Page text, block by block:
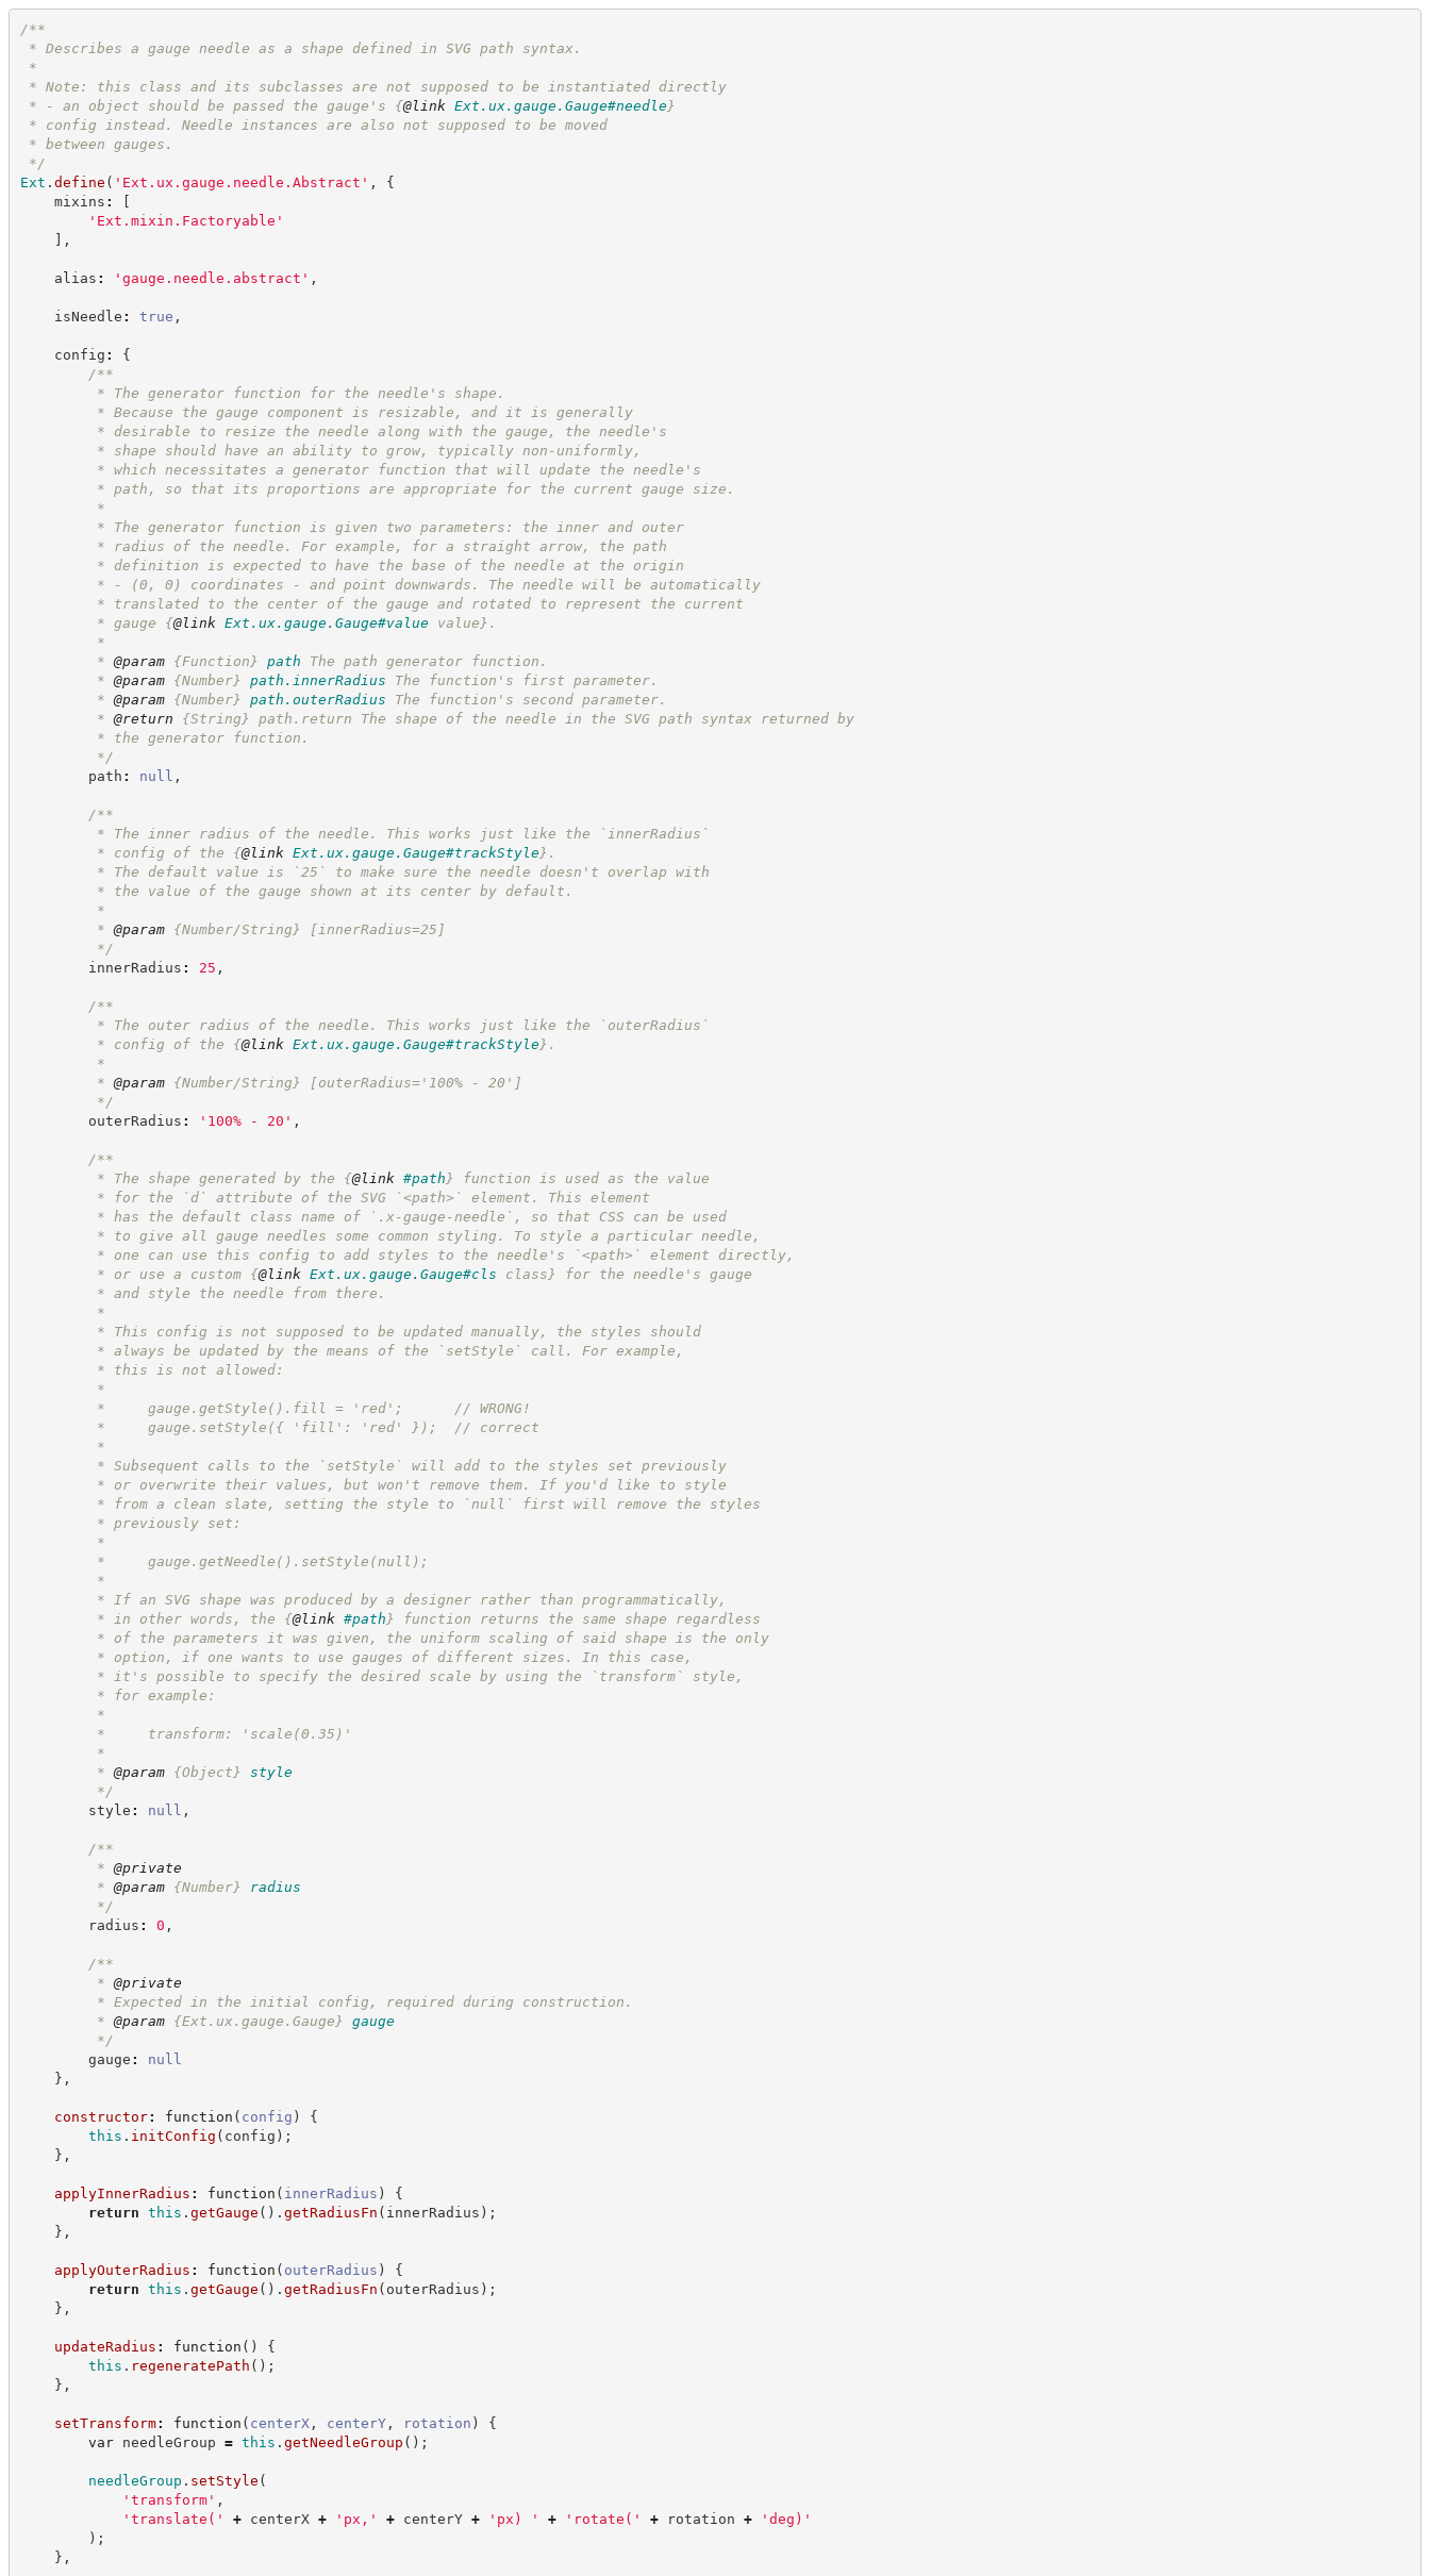
/**
* Describes a gauge needle as a shape defined in SVG path syntax.
*
* Note: this class and its subclasses are not supposed to be instantiated directly
* - an object should be passed the gauge's {@link Ext.ux.gauge.Gauge#needle}
* config instead. Needle instances are also not supposed to be moved
* between gauges.
*/
Ext . define ( ' Ext.ux.gauge.needle.Abstract ' ,
{
mixins :
[
' Ext.mixin.Factoryable '
] ,
alias : ' gauge.needle.abstract ' ,
isNeedle : true ,
config :
{
/**
* The generator function for the needle's shape.
* Because the gauge component is resizable, and it is generally
* desirable to resize the needle along with the gauge, the needle's
* shape should have an ability to grow, typically non-uniformly,
* which necessitates a generator function that will update the needle's
* path, so that its proportions are appropriate for the current gauge size.
*
* The generator function is given two parameters: the inner and outer
* radius of the needle. For example, for a straight arrow, the path
* definition is expected to have the base of the needle at the origin
* - (0, 0) coordinates - and point downwards. The needle will be automatically
* translated to the center of the gauge and rotated to represent the current
* gauge {@link Ext.ux.gauge.Gauge#value value} .
*
* @param {Function} path
The path generator function.
* @param {Number} path.innerRadius
The function's first parameter.
* @param {Number} path.outerRadius
The function's second parameter.
* @return {String}
path.return The shape of the needle in the SVG path syntax returned by
* the generator function.
*/
path : null ,
/**
* The inner radius of the needle. This works just like the `innerRadius`
* config of the {@link Ext.ux.gauge.Gauge#trackStyle} .
* The default value is `25` to make sure the needle doesn't overlap with
* the value of the gauge shown at its center by default.
*
* @param {Number/String} [innerRadius=25]
*/
innerRadius : 25 ,
/**
* The outer radius of the needle. This works just like the `outerRadius`
* config of the {@link Ext.ux.gauge.Gauge#trackStyle} .
*
* @param {Number/String} [outerRadius='100% - 20']
*/
outerRadius : ' 100% - 20 ' ,
/**
* The shape generated by the {@link #path } function is used as the value
* for the `d` attribute of the SVG `<path>` element. This element
* has the default class name of `.x-gauge-needle`, so that CSS can be used
* to give all gauge needles some common styling. To style a particular needle,
* one can use this config to add styles to the needle's `<path>` element directly,
* or use a custom {@link Ext.ux.gauge.Gauge#cls class} for the needle's gauge
* and style the needle from there.
*
* This config is not supposed to be updated manually, the styles should
* always be updated by the means of the `setStyle` call. For example,
* this is not allowed:
*
*     gauge.getStyle().fill = 'red';      // WRONG!
*     gauge.setStyle({ 'fill': 'red' });  // correct
*
* Subsequent calls to the `setStyle` will add to the styles set previously
* or overwrite their values, but won't remove them. If you'd like to style
* from a clean slate, setting the style to `null` first will remove the styles
* previously set:
*
*     gauge.getNeedle().setStyle(null);
*
* If an SVG shape was produced by a designer rather than programmatically,
* in other words, the {@link #path } function returns the same shape regardless
* of the parameters it was given, the uniform scaling of said shape is the only
* option, if one wants to use gauges of different sizes. In this case,
* it's possible to specify the desired scale by using the `transform` style,
* for example:
*
*     transform: 'scale(0.35)'
*
* @param {Object}
style
*/
style : null ,
/**
* @private
* @param {Number}
radius
*/
radius : 0 ,
/**
* @private
* Expected in the initial config, required during construction.
* @param {Ext.ux.gauge.Gauge}
gauge
*/
gauge :
null
} ,
constructor: function ( config )
{
this . initConfig ( config ) ;
} ,
applyInnerRadius : function ( innerRadius )
{
return this . getGauge ( ) . getRadiusFn ( innerRadius ) ;
} ,
applyOuterRadius : function ( outerRadius )
{
return this . getGauge ( ) . getRadiusFn ( outerRadius ) ;
} ,
updateRadius : function ( )
{
this . regeneratePath ( ) ;
} ,
setTransform: function ( centerX, centerY, rotation )
{
var needleGroup = this . getNeedleGroup ( ) ;
needleGroup . setStyle (
' transform' ,
' translate( ' + centerX + ' px, ' + centerY + ' px) ' + ' rotate( ' + rotation + ' deg) '
) ;
} ,